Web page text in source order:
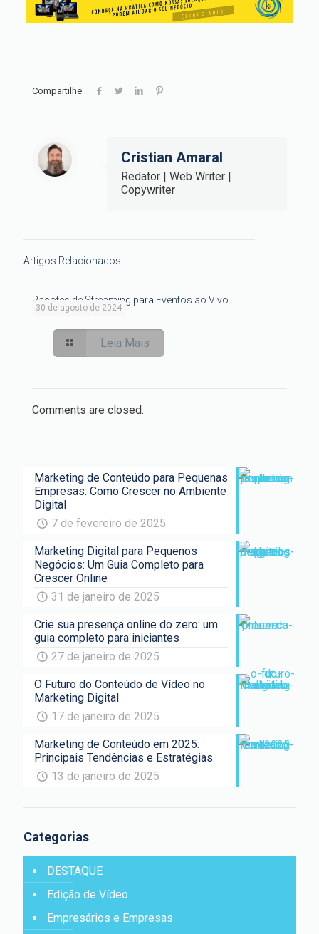
Compartilhe
Cristian Amaral
Redator | Web Writer |
Copywriter
Artigos Relacionados
30 de agosto de 2024
Pacotes de Streaming para Eventos ao Vivo
Leia Mais
Comments are closed.
Marketing de Conteúdo para Pequenas
Empresas: Como Crescer no Ambiente
Digital
7 de fevereiro de 2025
Marketing Digital para Pequenos
Negócios: Um Guia Completo para
Crescer Online
31 de janeiro de 2025
Crie sua presença online do zero: um
guia completo para iniciantes
27 de janeiro de 2025
O Futuro do Conteúdo de Vídeo no
Marketing Digital
17 de janeiro de 2025
Marketing de Conteúdo em 2025:
Principais Tendências e Estratégias
13 de janeiro de 2025
Categorias
DESTAQUE
Edição de Vídeo
Empresários e Empresas